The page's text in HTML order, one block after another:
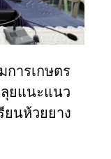
ารเกษตร
ยแนะแนว
ยนห้วยยาง